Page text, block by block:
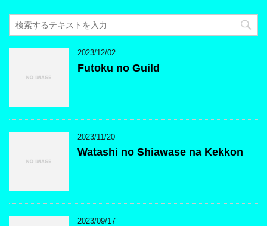
2023/12/02
Futoku no Guild
2023/11/20
Watashi no Shiawase na Kekkon
2023/09/17